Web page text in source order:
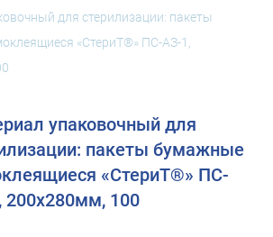
для стерилизации: пакеты
«СтериТ®» ПС-АЗ-1,
упаковочный для
пакеты бумажные
«СтериТ®» ПС-
200х280мм, 100